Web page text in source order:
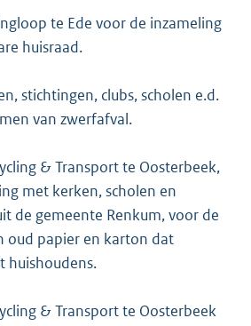
te Ede voor de inzameling
huisraad.
stichtingen, clubs, scholen e.d.
van zwerfafval.
& Transport te Oosterbeek,
met kerken, scholen en
de gemeente Renkum, voor de
oud papier en karton dat
huishoudens.
& Transport te Oosterbeek